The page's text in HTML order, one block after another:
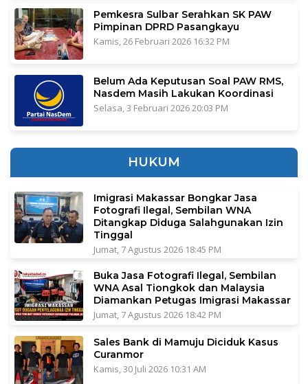
Pemkesra Sulbar Serahkan SK PAW
Pimpinan DPRD Pasangkayu
Kamis, 26 Februari 2026 16:32 PM
Belum Ada Keputusan Soal PAW RMS,
Nasdem Masih Lakukan Koordinasi
Selasa, 3 Februari 2026 20:03 PM
HUKUM
Imigrasi Makassar Bongkar Jasa
Fotografi Ilegal, Sembilan WNA
Ditangkap Diduga Salahgunakan Izin
Tinggal
Jumat, 7 Agustus 2026 18:45 PM
Buka Jasa Fotografi Ilegal, Sembilan
WNA Asal Tiongkok dan Malaysia
Diamankan Petugas Imigrasi Makassar
Jumat, 7 Agustus 2026 18:42 PM
Sales Bank di Mamuju Diciduk Kasus
Curanmor
Kamis, 30 Juli 2026 10:31 AM